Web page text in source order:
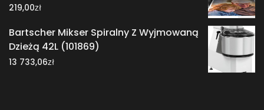
219,00zł
Bartscher Mikser Spiralny Z Wyjmowaną
Dzieżą 42L (101869)
13 733,06zł